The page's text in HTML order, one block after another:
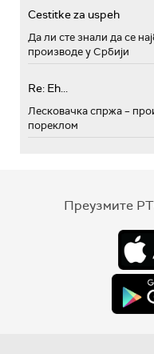
Cestitke za uspeh
Да ли сте знали да се
производе у Србији
Re: Eh...
Лесковачка спржа –
пореклом
Преузмите